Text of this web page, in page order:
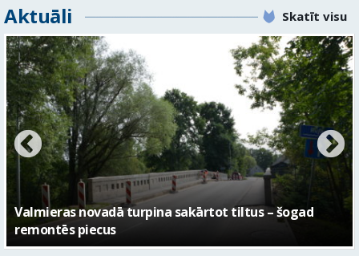
Aktuāli Skatīt visu
No pagaidu teātra līdz laikmetīgās kultūras centram
– kā attīstīsies “Kurtuve”